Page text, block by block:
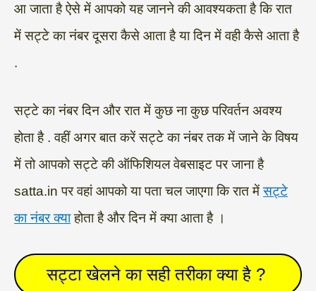
आ जाता है ऐसे में आपको यह जानने की आवश्यकता है कि रात
में सट्टे का नंबर दूसरा कैसे आता है या दिन में वही कैसे आता है
.
सट्टे का नंबर दिन और रात में कुछ ना कुछ परिवर्तन अवश्य
होता है . वहीं अगर बात करें सट्टे का नंबर तक में जाने के विषय
में तो आपको सट्टे की ऑफिशियल वेबसाइट पर जाना है
satta.in पर वहां आपको या पता चल जाएगा कि रात मेंसट्टे
का नंबर क्याहोता है और दिन में क्या आता है ।
सट्टा खेलने का सही तरीका क्या है ?